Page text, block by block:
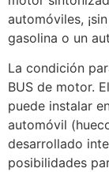
automóviles,
gasolina o un
La condición
BUS de motor.
puede instalar
automóvil
desarrollado
posibilidades